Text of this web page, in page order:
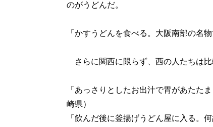
のがうどんだ。
「かすうどんを食べる。大阪南部の名
さらに関西に限らず、西の人たちは比
「あっさりとしたお出汁で胃があたた
崎県）
「飲んだ後に釜揚げうどん屋に入る。